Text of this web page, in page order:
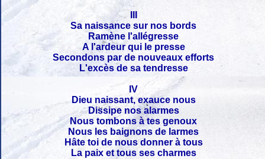
Sa naissance sur nos bords
Ramène l'allégresse
A l'ardeur qui le presse
Secondons par de nouveaux efforts
L'excès de sa tendresse
IV
Dieu naissant, exauce nous
Dissipe nos alarmes
Nous tombons à tes genoux
Nous les baignons de larmes
Hâte toi de nous donner à tous
La paix et tous ses charmes